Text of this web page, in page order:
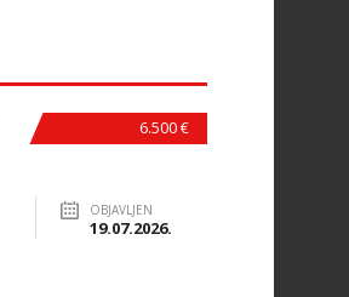
6.500 €
OBJAVLJEN
19.07.2026.